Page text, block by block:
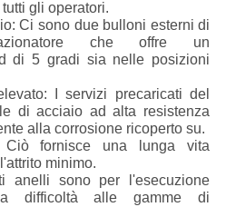
gli operatori.
Ci sono due bulloni esterni di
che offre un
di 5 gradi sia nelle posizioni
I servizi precaricati del
di acciaio ad alta resistenza
alla corrosione ricoperto su.
Ciò fornisce una lunga vita
minimo.
anelli sono per l'esecuzione
difficoltà alle gamme di